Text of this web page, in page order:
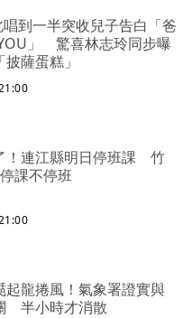
唱到一半突收兒子告白「爸
」 驚喜林志玲同步曝
薩蛋糕」
！連江縣明日停班課 竹
課不停班
起龍捲風！氣象署證實與
半小時才消散